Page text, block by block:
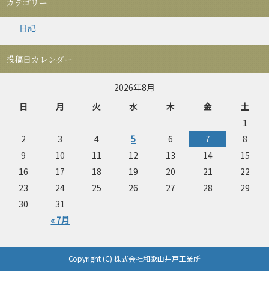
日記
投稿日カレンダー
2026年8月
日
月 火 水 木 金 土
« 7月
1
2
3 4 5 6 7
8
9
10 11 12 13 14
15
16
17 18 19 20 21
22
23
24 25 26 27 28
29
30
31
Copyright (C) 株式会社和歌山井戸工業所